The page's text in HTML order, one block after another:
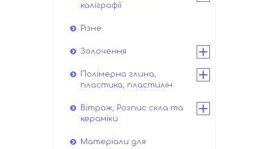
каліграфії
Різне
Золочення
Полімерна глина,
пластика, пластилін
Вітраж, Розпис скла та
кераміки
Матеріали для